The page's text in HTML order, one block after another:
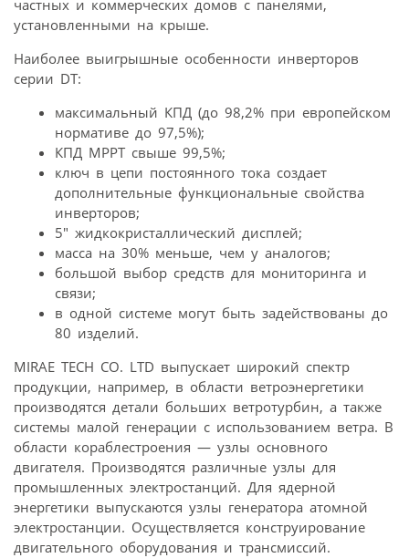
частных и коммерческих домов с панелями,
установленными на крыше.
Наиболее выигрышные особенности инверторов
серии DT:
максимальный КПД (до 98,2% при европейском
нормативе до 97,5%);
КПД MPPT свыше 99,5%;
ключ в цепи постоянного тока создает
дополнительные функциональные свойства
инверторов;
5″ жидкокристаллический дисплей;
масса на 30% меньше, чем у аналогов;
большой выбор средств для мониторинга и
связи;
в одной системе могут быть задействованы до
80 изделий.
MIRAE TECH CO. LTD выпускает широкий спектр
продукции, например, в области ветроэнергетики
производятся детали больших ветротурбин, а также
системы малой генерации с использованием ветра. В
области кораблестроения — узлы основного
двигателя. Производятся различные узлы для
промышленных электростанций. Для ядерной
энергетики выпускаются узлы генератора атомной
электростанции. Осуществляется конструирование
двигательного оборудования и трансмиссий.